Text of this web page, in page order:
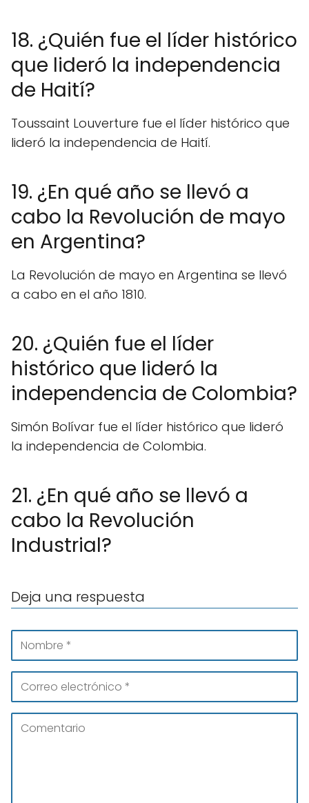
18. ¿Quién fue el líder histórico
que lideró la independencia
de Haití?
Toussaint Louverture fue el líder histórico que
lideró la independencia de Haití.
19. ¿En qué año se llevó a
cabo la Revolución de mayo
en Argentina?
La Revolución de mayo en Argentina se llevó
a cabo en el año 1810.
20. ¿Quién fue el líder
histórico que lideró la
independencia de Colombia?
Simón Bolívar fue el líder histórico que lideró
la independencia de Colombia.
21. ¿En qué año se llevó a
cabo la Revolución
Industrial?
Deja una respuesta